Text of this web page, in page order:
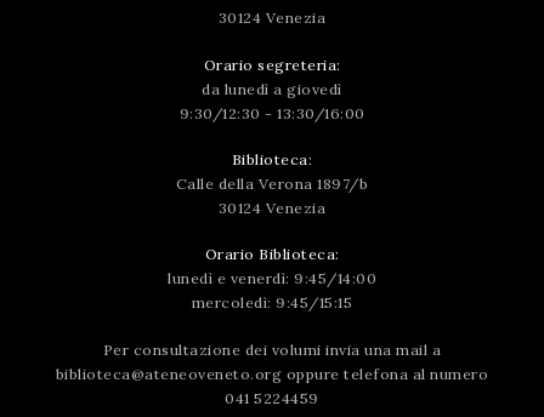
30124 Venezia
Orario segreteria:
da lunedì a giovedì
9:30/12:30 - 13:30/16:00
Biblioteca:
Calle della Verona 1897/b
30124 Venezia
Orario Biblioteca:
lunedì e venerdì: 9:45/14:00
mercoledì: 9:45/15:15
Per consultazione dei volumi invia una mail a
biblioteca@ateneoveneto.org oppure telefona al numero
041 5224459